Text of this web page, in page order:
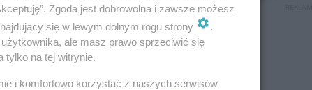
Zgoda jest dobrowolna i zawsze możesz
się w lewym dolnym rogu strony
.
ale masz prawo sprzeciwić się
tylko na tej witrynie.
i komfortowo korzystać z naszych serwisów